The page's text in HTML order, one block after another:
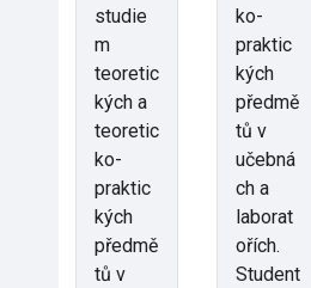
studie
m
teoretic
kých a
teoretic
ko-
praktic
kých
předmě
tů v
ko-
praktic
kých
předmě
tů v
učebná
ch a
laborat
ořích.
Student